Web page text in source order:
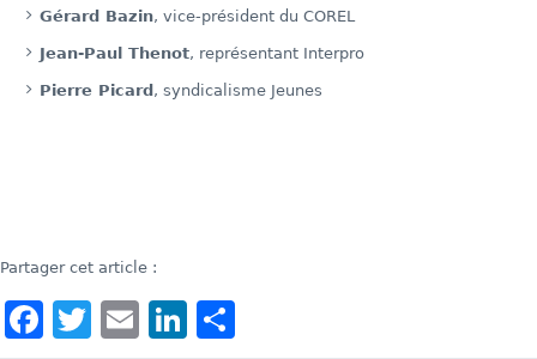
Gérard Bazin, vice-président du COREL
Jean-Paul Thenot, représentant Interpro
Pierre Picard , syndicalisme Jeunes
Partager cet article :
Facebook
Twitter
EmailLinkedIn